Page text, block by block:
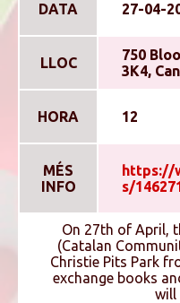
DATA 27-04-
LLOC
750
3K4,
HORA 12
MÉS
INFO
https://
s/
On 27th of April,
(Catalan
Christie Pits Park
exchange books
will